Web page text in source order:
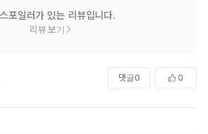
고 있는 건지 아니면 나 자신이 미쳐버린 건지
않아 이 글을 쓴다”
커는 여러 모로 열악한 환경의 주립 정신
을 바꾼 한 환자를 만난다. 여섯 살 때 병원
용되어 있는 진단 불명의 남성. 병원 내
명을 알지 못하며, 그 환자에 관해 말해야
스포일러가 있는 리뷰입니다.
리뷰 보기
댓글0 0